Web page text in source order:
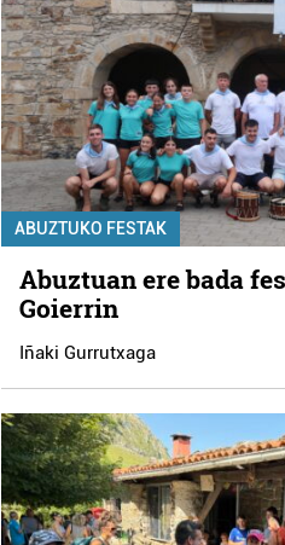
ABUZTUKO FESTAK
Abuztuan ere bada
Goierrin
Iñaki Gurrutxaga